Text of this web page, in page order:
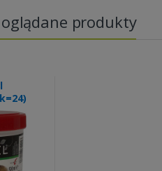
produkty
500ml (k=24)